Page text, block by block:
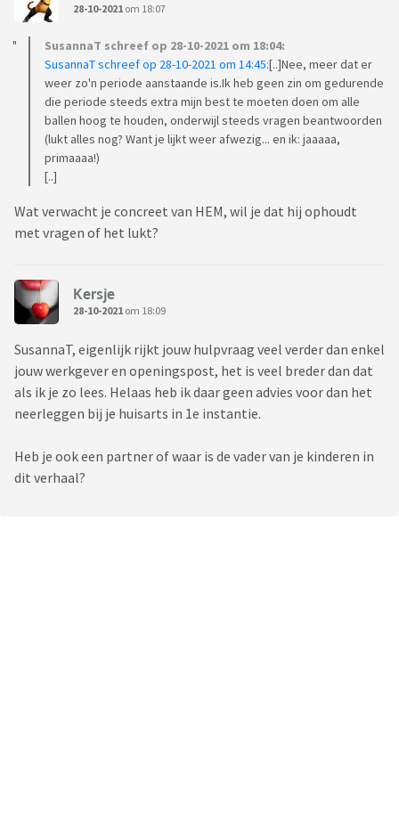
28-10-2021 om 18:07
SusannaT schreef op 28-10-2021 om 18:04:
SusannaT schreef op 28-10-2021 om 14:45:[..]Nee, meer dat er
weer zo'n periode aanstaande is.Ik heb geen zin om gedurende
die periode steeds extra mijn best te moeten doen om alle
ballen hoog te houden, onderwijl steeds vragen beantwoorden
(lukt alles nog? Want je lijkt weer afwezig... en ik: jaaaaa,
primaaaa!)
[..]
Wat verwacht je concreet van HEM, wil je dat hij ophoudt
met vragen of het lukt?
Kersje
28-10-2021 om 18:09
SusannaT, eigenlijk rijkt jouw hulpvraag veel verder dan enkel
jouw werkgever en openingspost, het is veel breder dan dat
als ik je zo lees. Helaas heb ik daar geen advies voor dan het
neerleggen bij je huisarts in 1e instantie.
Heb je ook een partner of waar is de vader van je kinderen in
dit verhaal?